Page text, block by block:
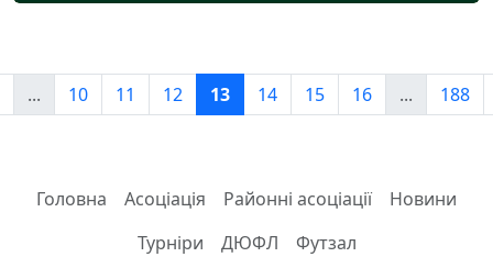
... 10 11 12 13 14 15 16 ... 188
Головна Асоціація Районні асоціації
Новини
Турніри
ДЮФЛ Футзал